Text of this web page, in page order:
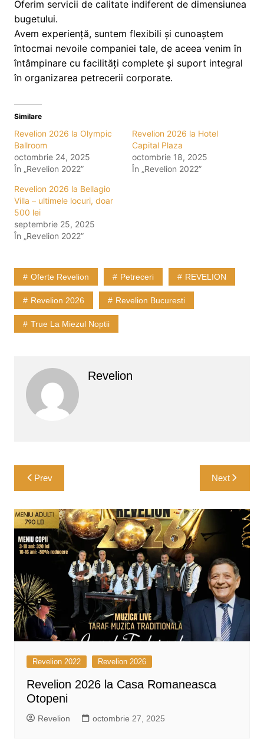
Oferim servicii de calitate indiferent de dimensiunea
bugetului.
Avem experiență, suntem flexibili și cunoaștem
întocmai nevoile companiei tale, de aceea venim în
întâmpinare cu facilități complete și suport integral
în organizarea petrecerii corporate.
Similare
Revelion 2026 la Olympic
Ballroom
octombrie 24, 2025
În „Revelion 2022”
Revelion 2026 la Hotel
Capital Plaza
octombrie 18, 2025
În „Revelion 2022”
Revelion 2026 la Bellagio
Villa – ultimele locuri, doar
500 lei
septembrie 25, 2025
În „Revelion 2022”
Oferte Revelion Petreceri REVELION
Revelion 2026 Revelion Bucuresti
True La Miezul Noptii
Revelion
Navigare
în
articole
Prev Next
Revelion 2022 Revelion 2026
Revelion 2026 la Casa Romaneasca
Otopeni
Revelion octombrie 27, 2025